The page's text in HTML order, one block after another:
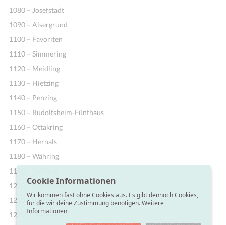
1080 – Josefstadt
1090 – Alsergrund
1100 – Favoriten
1110 – Simmering
1120 – Meidling
1130 – Hietzing
1140 – Penzing
1150 – Rudolfsheim-Fünfhaus
1160 – Ottakring
1170 – Hernals
1180 – Währing
1190 – Döbling
1200 – Brigittenau
1210 – Floridsdorf
1220 – Donaustadt
Cookie Informationen
Wir kommen fast ohne Cookies aus. Es gibt dennoch Cookies,
für die wir deine Zustimmung benötigen.Weitere
Informationen